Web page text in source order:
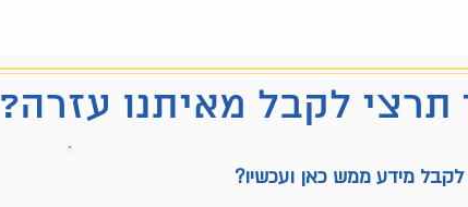
תרצי לקבל מאיתנו עזרה?
לקבל מידע ממש כאן ועכשיו?